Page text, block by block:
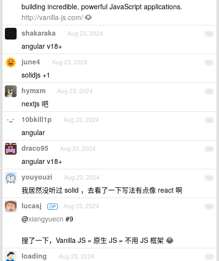
building incredible, powerful JavaScript applications.
http://vanilla-js.com/ 🐶
10
shakaraka Aug 23, 2024
angular v18+
11
june4 Aug 23, 2024
solidjs +1
12
hymxm Aug 23, 2024
nextjs 吧
13
10bkill1p Aug 23, 2024
angular
14
draco95 Aug 23, 2024
angular v18+
15
youyouzi Aug 23, 2024
我居然没听过 solid ，去看了一下写法有点像 react 啊
16
lucasj OP Aug 23, 2024
@xiangyuecn #9
搜了一下，Vanilla JS = 原生 JS = 不用 JS 框架 😂
17
loading Aug 23, 2024